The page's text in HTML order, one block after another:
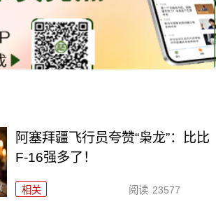
阿塞拜疆飞行员夸赞“枭龙”：比比
F-16强多了！
相关 阅读 23577